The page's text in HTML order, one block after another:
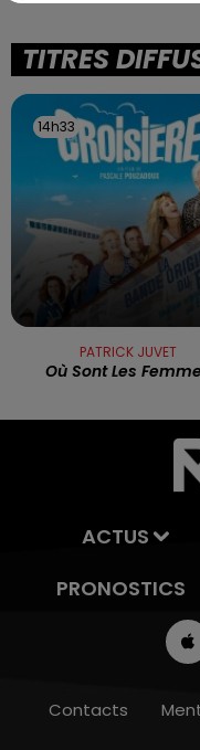
TITRES
14h33
14h33
PATRICK JUVET
Où Sont Les
ACTUS
PRONOSTICS
Contacts